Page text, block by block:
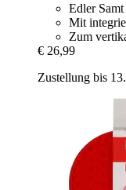
Edler
Mit
Zum
€ 26,99
Zustellung bis